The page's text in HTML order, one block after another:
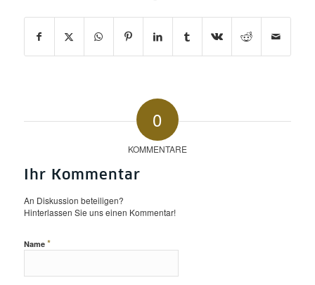
0
KOMMENTARE
Ihr Kommentar
An Diskussion beteiligen?
Hinterlassen Sie uns einen Kommentar!
Name *